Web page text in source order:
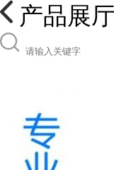
产品展厅